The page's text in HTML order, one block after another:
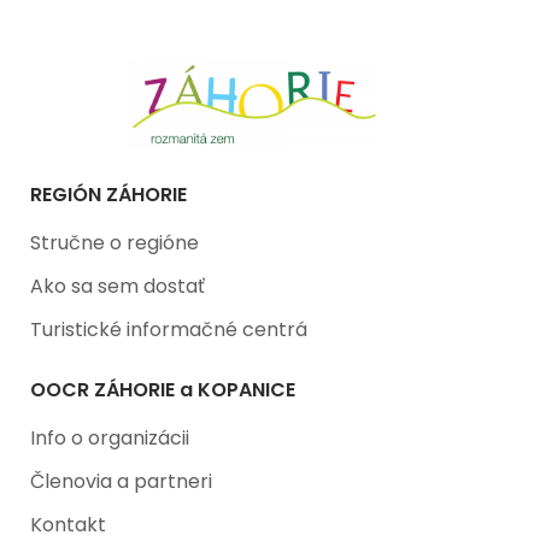
REGIÓN ZÁHORIE
Stručne o regióne
Ako sa sem dostať
Turistické informačné centrá
OOCR ZÁHORIE a KOPANICE
Info o organizácii
Členovia a partneri
Kontakt